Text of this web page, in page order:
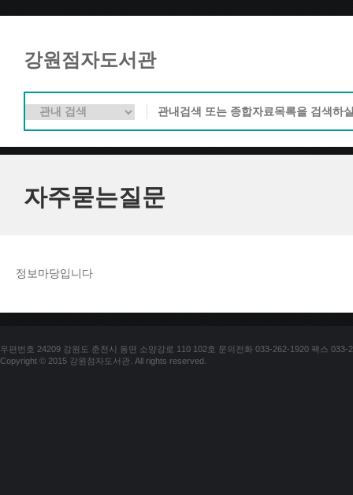
강원점자도서관
자주묻는질문
정보마당입니다
우편번호 24209 강원도 춘천시 동면 소양강로 110 102호 문의전화 033-262-1920 팩스 033-
Copyright © 2015 강원점자도서관. All rights reserved.